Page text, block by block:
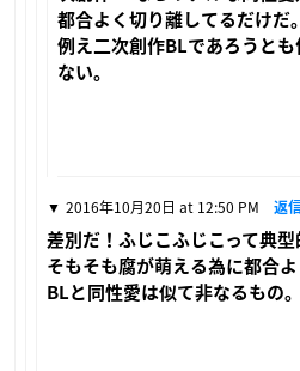
都合よく切り離してるだけだ。
例え二次創作BLであろうと
ない。
2016年10月20日 at 12:50 PM 返
差別だ！ふじこふじこって典
そもそも腐が萌える為に都合
BLと同性愛は似て非なるもの